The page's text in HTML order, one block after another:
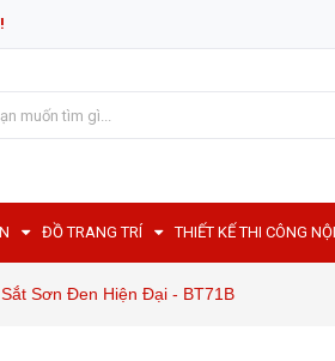
ĐỒ TRANG TRÍ THIẾT KẾ THI CÔNG
Sơn Đen Hiện Đại - BT71B